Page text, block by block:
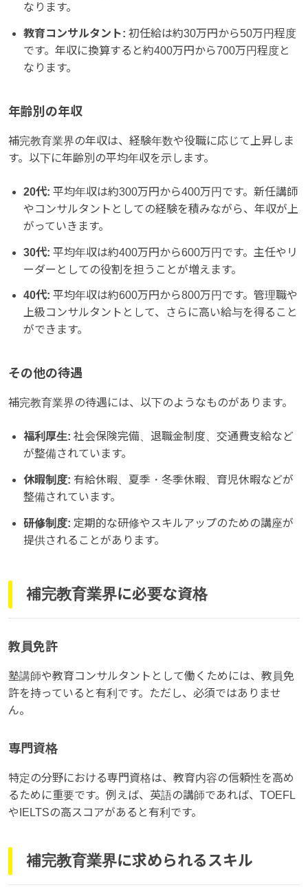
なります。
教育コンサルタント: 初任給は約30万円から50万円程度
です。年収に換算すると約400万円から700万円程度と
なります。
年齢別の年収
補完教育業界の年収は、経験年数や役職に応じて上昇しま
す。以下に年齢別の平均年収を示します。
20代: 平均年収は約300万円から400万円です。新任講師
やコンサルタントとしての経験を積みながら、年収が上
がっていきます。
30代: 平均年収は約400万円から600万円です。主任やリ
ーダーとしての役割を担うことが増えます。
40代: 平均年収は約600万円から800万円です。管理職や
上級コンサルタントとして、さらに高い給与を得ること
ができます。
その他の待遇
補完教育業界の待遇には、以下のようなものがあります。
福利厚生: 社会保険完備、退職金制度、交通費支給など
が整備されています。
休暇制度: 有給休暇、夏季・冬季休暇、育児休暇などが
整備されています。
研修制度: 定期的な研修やスキルアップのための講座が
提供されることがあります。
補完教育業界に必要な資格
教員免許
塾講師や教育コンサルタントとして働くためには、教員免
許を持っていると有利です。ただし、必須ではありませ
ん。
専門資格
特定の分野における専門資格は、教育内容の信頼性を高め
るために重要です。例えば、英語の講師であれば、TOEFL
やIELTSの高スコアがあると有利です。
補完教育業界に求められるスキル